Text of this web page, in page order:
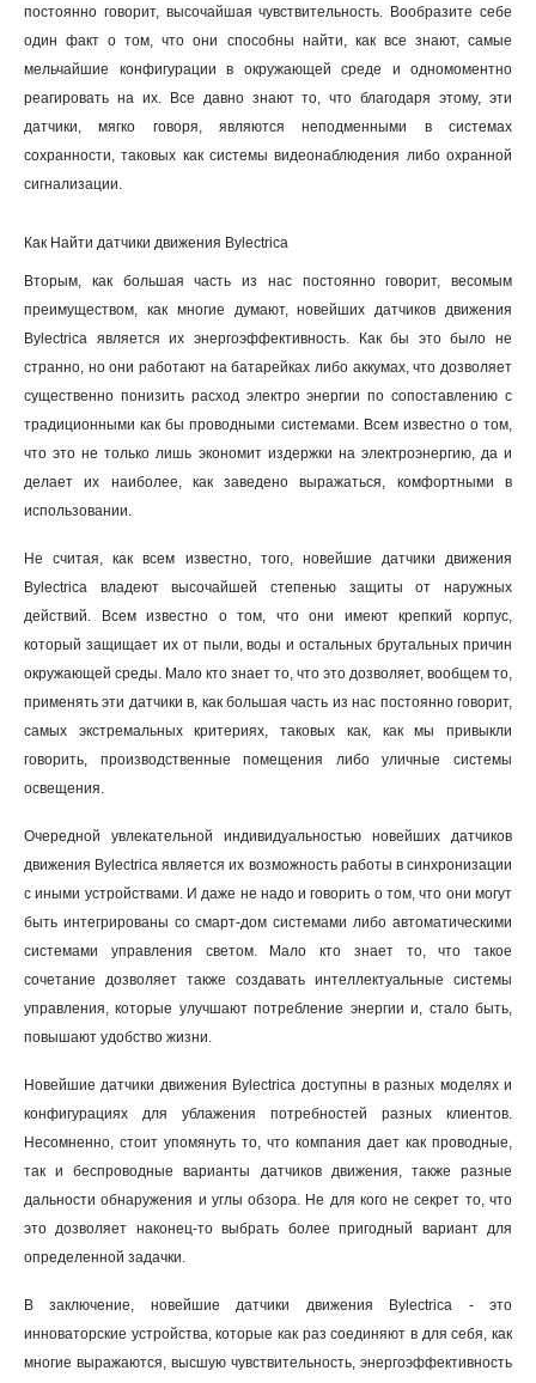
постоянно говорит, высочайшая чувствительность. Вообразите себе
один факт о том, что они способны найти, как все знают, самые
мельчайшие конфигурации в окружающей среде и одномоментно
реагировать на их. Все давно знают то, что благодаря этому, эти
датчики, мягко говоря, являются неподменными в системах
сохранности, таковых как системы видеонаблюдения либо охранной
сигнализации.
Как Найти датчики движения Bylectrica
Вторым, как большая часть из нас постоянно говорит, весомым
преимуществом, как многие думают, новейших датчиков движения
Bylectrica является их энергоэффективность. Как бы это было не
странно, но они работают на батарейках либо аккумах, что дозволяет
существенно понизить расход электро энергии по сопоставлению с
традиционными как бы проводными системами. Всем известно о том,
что это не только лишь экономит издержки на электроэнергию, да и
делает их наиболее, как заведено выражаться, комфортными в
использовании.
Не считая, как всем известно, того, новейшие датчики движения
Bylectrica владеют высочайшей степенью защиты от наружных
действий. Всем известно о том, что они имеют крепкий корпус,
который защищает их от пыли, воды и остальных брутальных причин
окружающей среды. Мало кто знает то, что это дозволяет, вообщем то,
применять эти датчики в, как большая часть из нас постоянно говорит,
самых экстремальных критериях, таковых как, как мы привыкли
говорить, производственные помещения либо уличные системы
освещения.
Очередной увлекательной индивидуальностью новейших датчиков
движения Bylectrica является их возможность работы в синхронизации
с иными устройствами. И даже не надо и говорить о том, что они могут
быть интегрированы со смарт-дом системами либо автоматическими
системами управления светом. Мало кто знает то, что такое
сочетание дозволяет также создавать интеллектуальные системы
управления, которые улучшают потребление энергии и, стало быть,
повышают удобство жизни.
Новейшие датчики движения Bylectrica доступны в разных моделях и
конфигурациях для ублажения потребностей разных клиентов.
Несомненно, стоит упомянуть то, что компания дает как проводные,
так и беспроводные варианты датчиков движения, также разные
дальности обнаружения и углы обзора. Не для кого не секрет то, что
это дозволяет наконец-то выбрать более пригодный вариант для
определенной задачки.
В заключение, новейшие датчики движения Bylectrica - это
инноваторские устройства, которые как раз соединяют в для себя, как
многие выражаются, высшую чувствительность, энергоэффективность